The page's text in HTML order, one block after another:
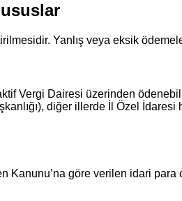
Yanlış veya eksik
Vergi Dairesi üzerinden
diğer illerde İl Özel İdaresi
göre verilen idari